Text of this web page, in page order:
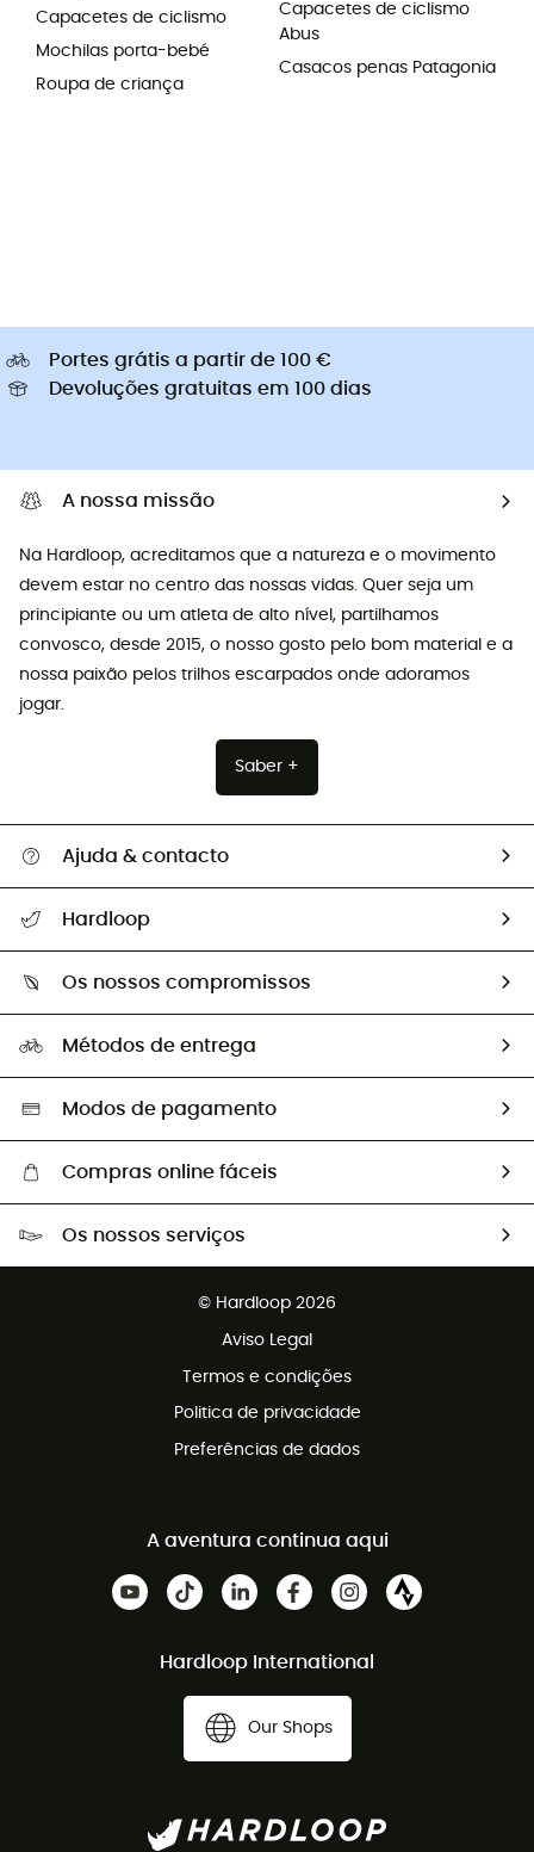
Capacetes de ciclismo
Mochilas porta-bebé
Roupa de criança
Capacetes de ciclismo
Abus
Casacos penas Patagonia
Portes grátis a partir de 100 €
Devoluções gratuitas em 100 dias
A nossa missão
Na Hardloop, acreditamos que a natureza e o movimento
devem estar no centro das nossas vidas. Quer seja um
principiante ou um atleta de alto nível, partilhamos
convosco, desde 2015, o nosso gosto pelo bom material e a
nossa paixão pelos trilhos escarpados onde adoramos
jogar.
Saber +
Ajuda & contacto
Devoluções e reembolsos
Guia de tamanhos
Trocas & Devoluções
Hardloop
Os nossos embaixadores
Os nossos compromissos
Seleção eco-responsável
Métodos de entrega
Modos de pagamento
Compras online fáceis
Devoluções gratuitas em 100 dias
Os nossos serviços
© Hardloop 2026
Aviso Legal
Termos e condições
Politica de privacidade
Preferências de dados
A aventura continua aqui
Hardloop International
Our Shops